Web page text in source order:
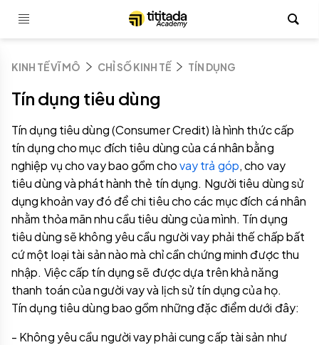
KINH TẾ VĨ MÔ CHỈ SỐ KINH TẾ TÍN DỤNG
Tín dụng tiêu dùng
Tín dụng tiêu dùng (Consumer Credit) là hình thức cấp
tín dụng cho mục đích tiêu dùng của cá nhân bằng
nghiệp vụ cho vay bao gồm chovay trả góp, cho vay
tiêu dùng và phát hành thẻ tín dụng. Người tiêu dùng sử
dụng khoản vay đó để chi tiêu cho các mục đích cá nhân
nhằm thỏa mãn nhu cầu tiêu dùng của mình. Tín dụng
tiêu dùng sẽ không yêu cầu người vay phải thế chấp bất
cứ một loại tài sản nào mà chỉ cần chứng minh được thu
nhập. Việc cấp tín dụng sẽ được dựa trên khả năng
thanh toán của người vay và lịch sử tín dụng của họ.
Tín dụng tiêu dùng bao gồm những đặc điểm dưới đây:
- Không yêu cầu người vay phải cung cấp tài sản như